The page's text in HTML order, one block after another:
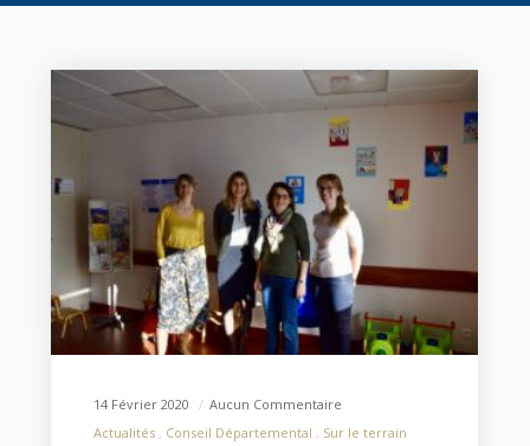
14 Février 2020
Aucun Commentaire
Actualités
Conseil Départemental Sur le terrain